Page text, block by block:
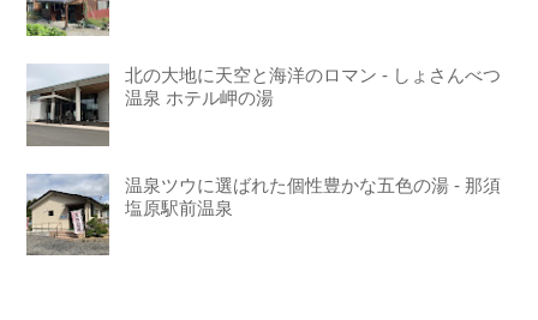
北の大地に天空と海洋のロマン - しょさんべつ
温泉 ホテル岬の湯
温泉ツウに選ばれた個性豊かな五色の湯 - 那須
塩原駅前温泉